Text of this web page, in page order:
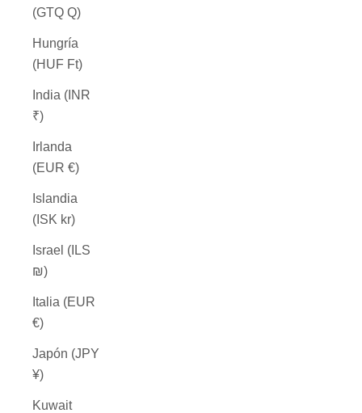
(GTQ Q)
Hungría
(HUF Ft)
India (INR
₹)
Irlanda
(EUR €)
Islandia
(ISK kr)
Israel (ILS
₪)
Italia (EUR
€)
Japón (JPY
¥)
Kuwait